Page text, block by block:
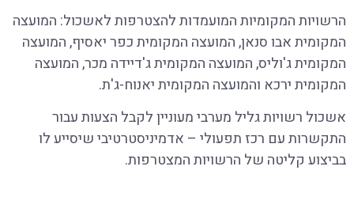
הרשויות המקומיות המועמדות להצטרפות לאשכול: המועצה
המקומית אבו סנאן, המועצה המקומית כפר יאסיף, המועצה
המקומית ג'וליס, המועצה המקומית ג'דיידה מכר, המועצה
המקומית ירכא והמועצה המקומית יאנוח-ג'ת.
אשכול רשויות גליל מערבי מעוניין לקבל הצעות עבור
התקשרות עם רכז תפעולי – אדמיניסטרטיבי שיסייע לו
בביצוע קליטה של הרשויות המצטרפות.